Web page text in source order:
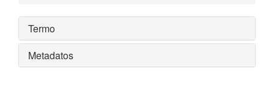
Termo
Metadatos